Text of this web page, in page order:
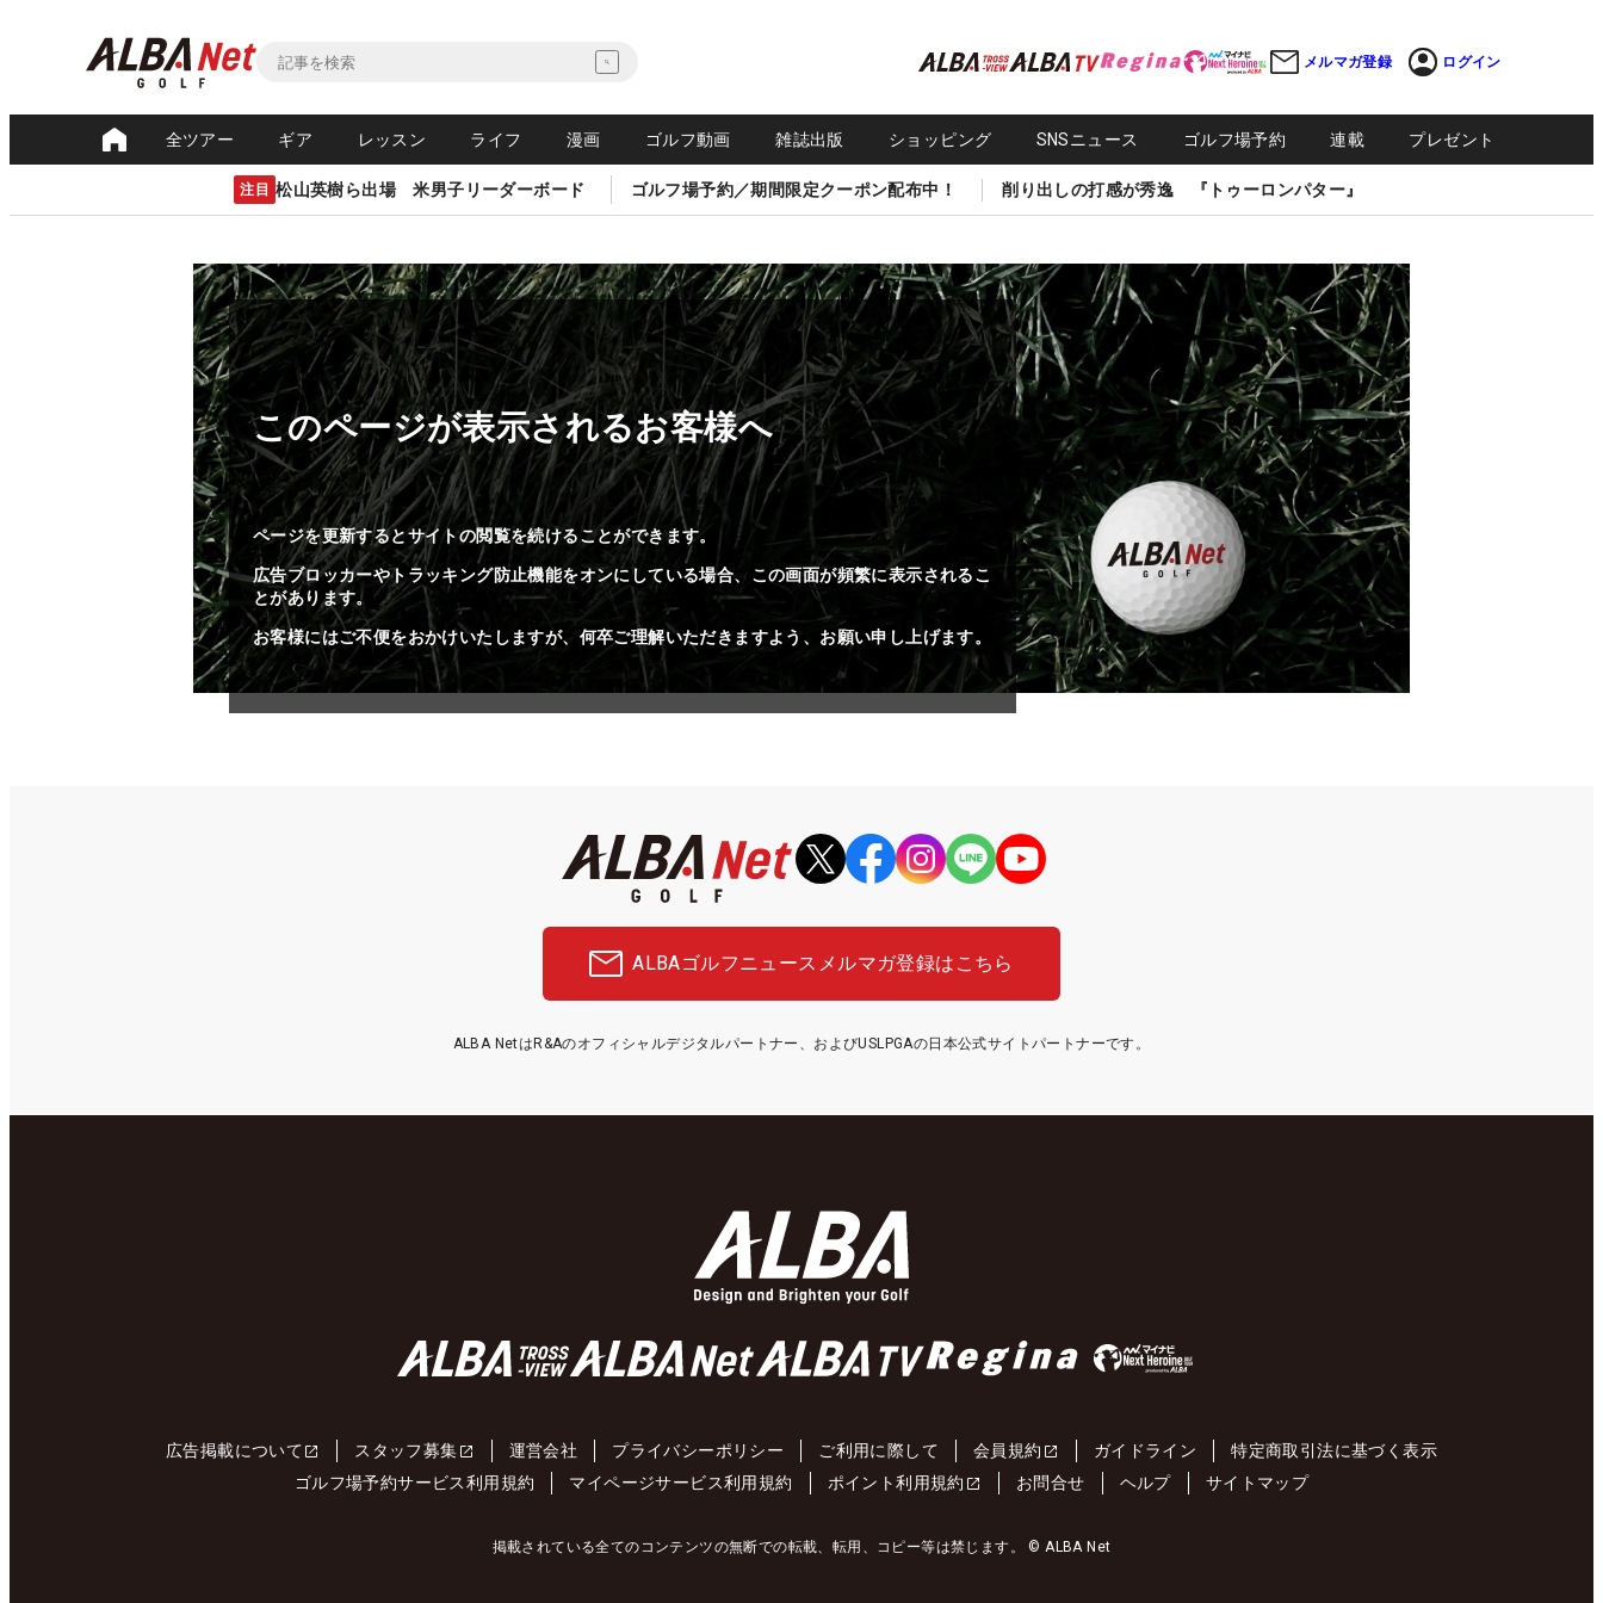
メルマガ登録 ログイン
全ツアー ギア レッスン ライフ 漫画 ゴルフ動画 雑誌出版 ショッピング SNSニュース ゴルフ場予約 連載 プレゼント
注目 松山英樹ら出場 米男子リーダーボード ゴルフ場予約／期間限定クーポン配布中！ 削り出しの打感が秀逸 『トゥーロンパター』
このページが表示されるお客様へ
ページを更新するとサイトの閲覧を続けることができます。
広告ブロッカーやトラッキング防止機能をオンにしている場合、この画面が頻繁に表示されるこ
とがあります。
お客様にはご不便をおかけいたしますが、何卒ご理解いただきますよう、お願い申し上げます。
ALBAゴルフニュース メルマガ登録はこちら
ALBA NetはR&Aのオフィシャルデジタルパートナー、およびUSLPGAの日本公式サイトパートナーです。
広告掲載について スタッフ募集 運営会社 プライバシーポリシー ご利用に際して 会員規約 ガイドライン
特定商取引法に基づく表示
ゴルフ場予約サービス利用規約
マイページサービス利用規約 ポイント利用規約 お問合せ ヘルプ サイトマップ
掲載されている全てのコンテンツの無断での転載、転用、コピー等は禁じます。 © ALBA Net